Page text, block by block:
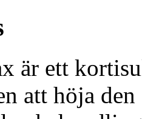
är ett
att höja